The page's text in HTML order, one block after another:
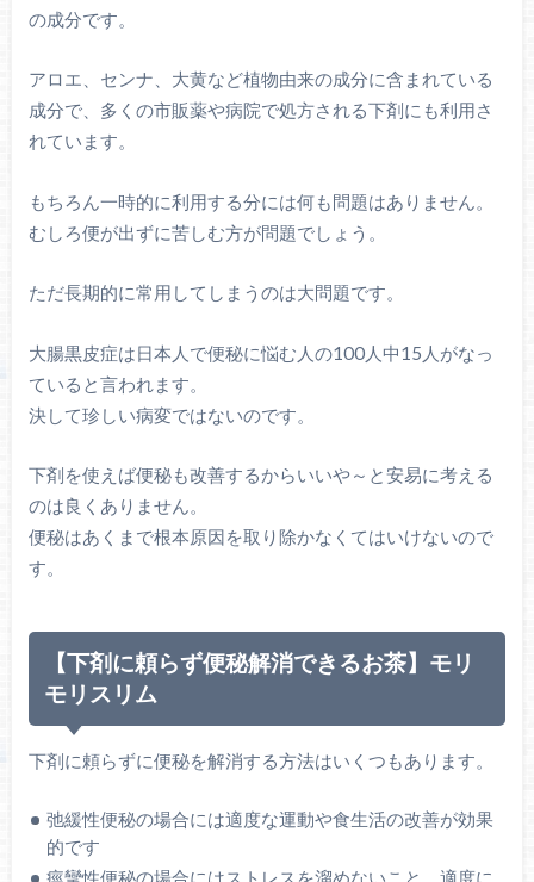
の成分です。
アロエ、センナ、大黄など植物由来の成分に含まれている
成分で、多くの市販薬や病院で処方される下剤にも利用さ
れています。
もちろん一時的に利用する分には何も問題はありません。
むしろ便が出ずに苦しむ方が問題でしょう。
ただ長期的に常用してしまうのは大問題です。
大腸黒皮症は日本人で便秘に悩む人の100人中15人がなっ
ていると言われます。
決して珍しい病変ではないのです。
下剤を使えば便秘も改善するからいいや～と安易に考える
のは良くありません。
便秘はあくまで根本原因を取り除かなくてはいけないので
す。
【下剤に頼らず便秘解消できるお茶】モリ
モリスリム
下剤に頼らずに便秘を解消する方法はいくつもあります。
弛緩性便秘の場合には適度な運動や食生活の改善が効果
的です
痙攣性便秘の場合にはストレスを溜めないこと、適度に